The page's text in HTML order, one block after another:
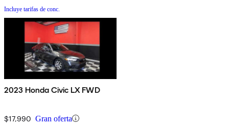
Incluye tarifas de conc.
2023 Honda Civic LX FWD
$17,990 Gran oferta